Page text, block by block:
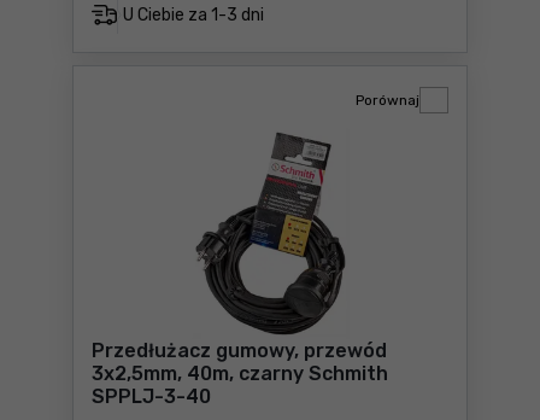
U Ciebie za 1-3 dni
Przedłużacz gumowy, przewód
3x2,5mm, 40m, czarny Schmith
SPPLJ-3-40
Porównaj